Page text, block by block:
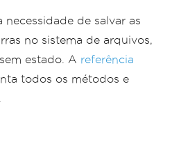
de salvar as
no sistema de arquivos,
estado. A referência
todos os métodos e